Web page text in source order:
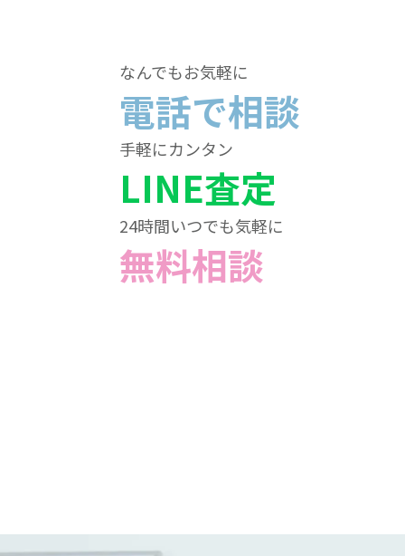
なんでもお気軽に
電話で相談
手軽にカンタン
LINE査定
24時間いつでも気軽に
無料相談